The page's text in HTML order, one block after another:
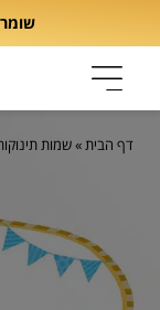
דף הבית»שמות